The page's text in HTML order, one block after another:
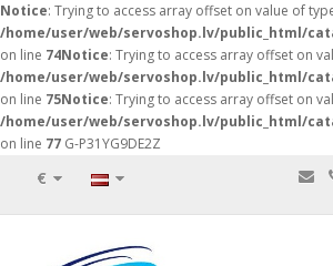
Notice: Trying to access array offset on value of
/home/user/web/servoshop.lv/public_html/
on line 74Notice: Trying to access array offset on
/home/user/web/servoshop.lv/public_html/
on line 75Notice: Trying to access array offset on
/home/user/web/servoshop.lv/public_html/
on line 77 G-P31YG9DE2Z
€